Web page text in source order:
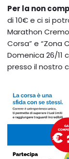
Per la non
di 10€ e ci si
Marathon
Corsa” e “Zona
Domenica 26/11
presso il nostro